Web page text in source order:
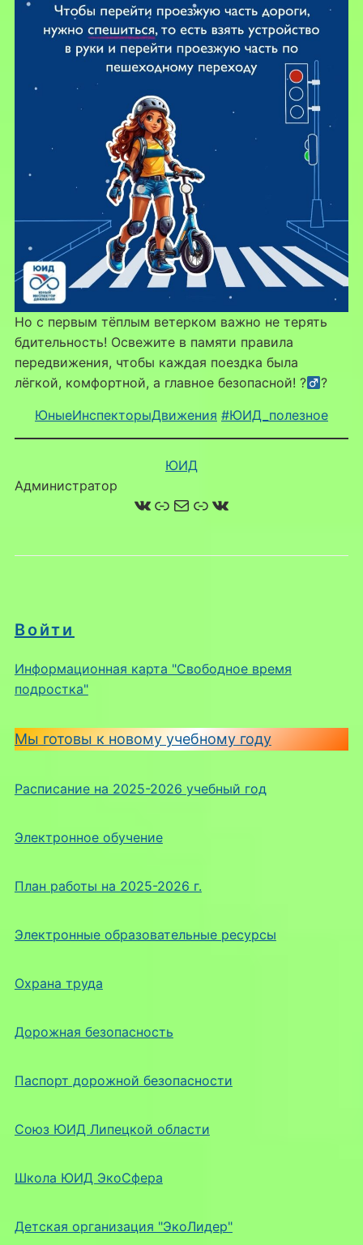
Войти
Информационная карта "Свободное время
подростка"
Мы готовы к новому учебному году
Расписание на 2025-2026 учебный год
Электронное обучение
План работы на 2025-2026 г.
Электронные образовательные ресурсы
Охрана труда
Дорожная безопасность
Паспорт дорожной безопасности
Союз ЮИД Липецкой области
Школа ЮИД ЭкоСфера
Детская организация "ЭкоЛидер"
Но с первым тёплым ветерком важно не терять
бдительность! Освежите в памяти правила
передвижения, чтобы каждая поездка была
лёгкой, комфортной, а главное безопасной! ?‍
?
ЮныеИнспекторыДвижения #ЮИД_полезное
ЮИД
Администратор
ВКонтакте
Ссылка
Почта
Ссылка
ВКонтакте